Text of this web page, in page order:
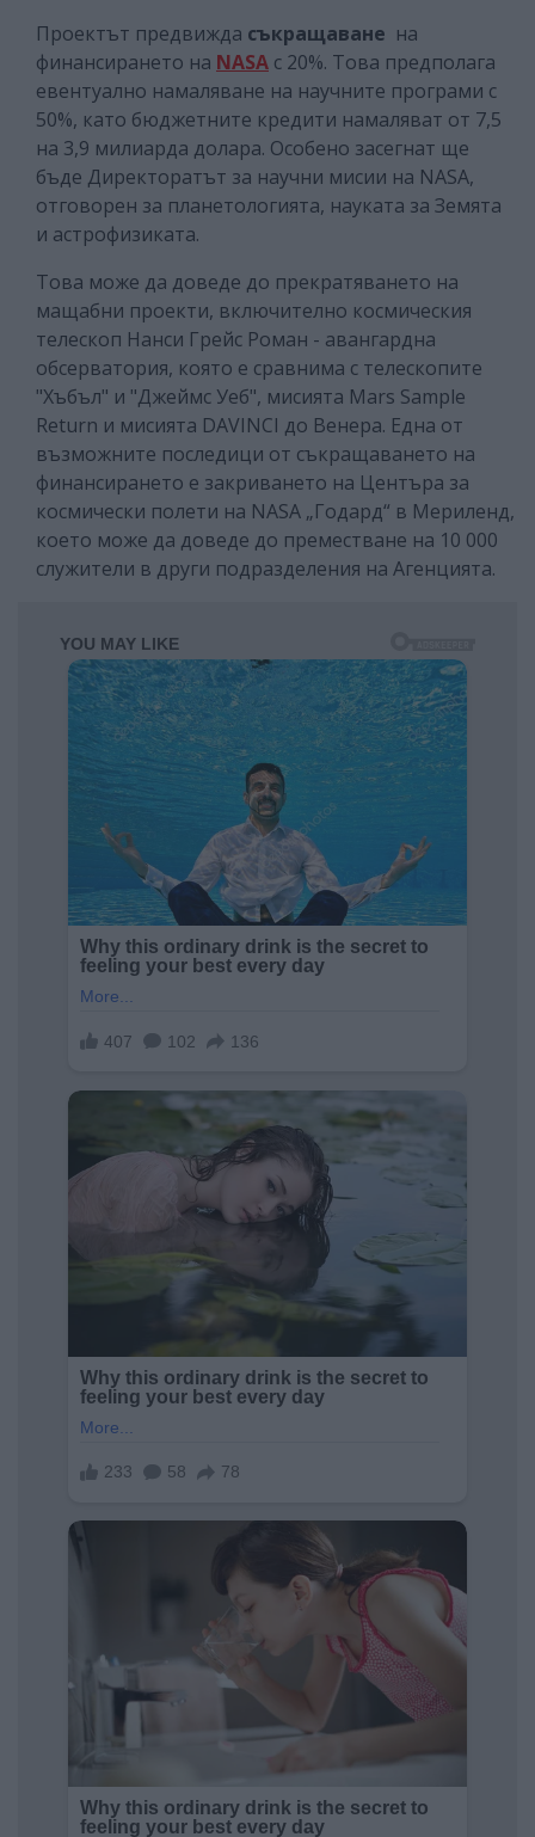
Проектът предвижда съкращаване на
финансирането на NASA с 20%. Това предполага
евентуално намаляване на научните програми с
50%, като бюджетните кредити намаляват от 7,5
на 3,9 милиарда долара. Особено засегнат ще
бъде Директоратът за научни мисии на NASA,
отговорен за планетологията, науката за Земята
и астрофизиката.
Това може да доведе до прекратяването на
мащабни проекти, включително космическия
телескоп Нанси Грейс Роман - авангардна
обсерватория, която е сравнима с телескопите
"Хъбъл" и "Джеймс Уеб", мисията Mars Sample
Return и мисията DAVINCI до Венера. Една от
възможните последици от съкращаването на
финансирането е закриването на Центъра за
космически полети на NASA „Годард“ в Мериленд,
което може да доведе до преместване на 10 000
служители в други подразделения на Агенцията.